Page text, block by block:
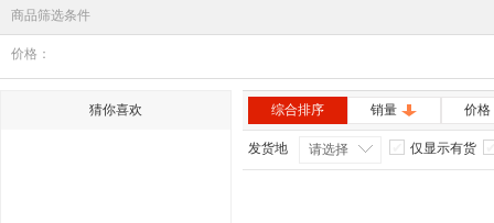
商品筛选条件
价格：
猜你喜欢 综合排序 销量 价格
发货地 请选择 仅显示有货